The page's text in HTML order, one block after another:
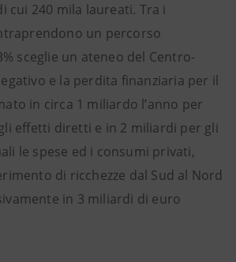
cui 240 mila laureati. Tra i
un percorso
sceglie un ateneo del Centro-
e la perdita finanziaria per il
in circa 1 miliardo l’anno per
effetti diretti e in 2 miliardi per gli
le spese ed i consumi privati,
di ricchezze dal Sud al Nord
in 3 miliardi di euro